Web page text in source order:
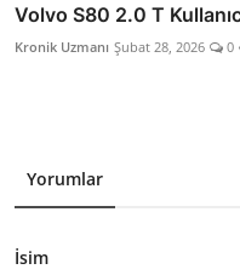
Volvo S80 2.0 T
Kronik Uzmanı Şubat 28, 2026 0
Yorumlar
İsim